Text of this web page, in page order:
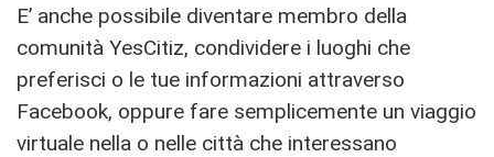
E’ anche possibile diventare membro della
comunità YesCitiz, condividere i luoghi che
preferisci o le tue informazioni attraverso
Facebook, oppure fare semplicemente un viaggio
virtuale nella o nelle città che interessano